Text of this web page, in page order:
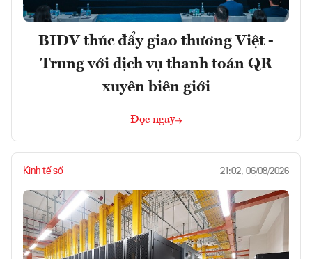
BIDV thúc đẩy giao thương Việt -
Trung với dịch vụ thanh toán QR
xuyên biên giới
Đọc ngay
Kinh tế số 21:02, 06/08/2026